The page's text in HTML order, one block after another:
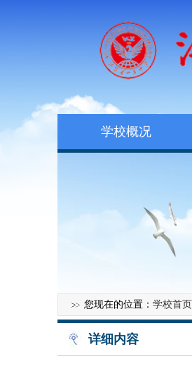
学校概况
您现在的位置： 学校首页
详细内容